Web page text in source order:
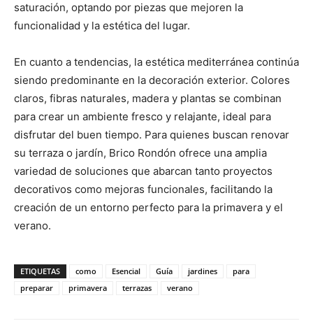
saturación, optando por piezas que mejoren la
funcionalidad y la estética del lugar.
En cuanto a tendencias, la estética mediterránea continúa
siendo predominante en la decoración exterior. Colores
claros, fibras naturales, madera y plantas se combinan
para crear un ambiente fresco y relajante, ideal para
disfrutar del buen tiempo. Para quienes buscan renovar
su terraza o jardín, Brico Rondón ofrece una amplia
variedad de soluciones que abarcan tanto proyectos
decorativos como mejoras funcionales, facilitando la
creación de un entorno perfecto para la primavera y el
verano.
ETIQUETAS como Esencial Guía jardines
para
preparar
primavera terrazas verano